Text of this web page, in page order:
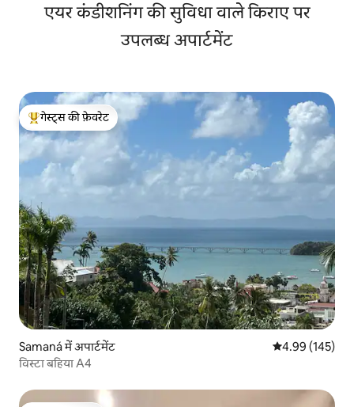
एयर कंडीशनिंग की सुविधा वाले किराए पर
उपलब्ध अपार्टमेंट
गेस्ट्स का टॉप फ़ेवरेट
गेस्ट्स की फ़ेवरेट
Samaná में अपार्टमेंट औसत रेटिंग 5 में से
4.99 (145)
विस्टा बहिया A4